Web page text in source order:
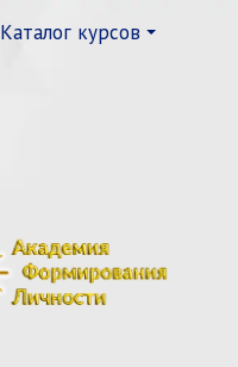
Каталог курсов